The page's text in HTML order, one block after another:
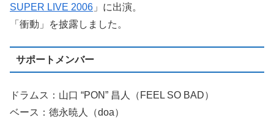
SUPER LIVE 2006 」に出演。
「衝動」を披露しました。
サポートメンバー
ドラムス：山口 “PON” 昌人（FEEL SO BAD）
ベース：徳永暁人（doa）